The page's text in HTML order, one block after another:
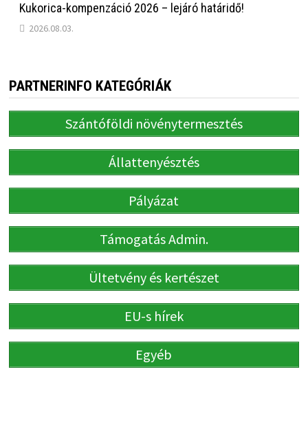
Kukorica-kompenzáció 2026 – lejáró határidő!
2026.08.03.
PARTNERINFO KATEGÓRIÁK
Szántóföldi növénytermesztés
Állattenyésztés
Pályázat
Támogatás Admin.
Ültetvény és kertészet
EU-s hírek
Egyéb